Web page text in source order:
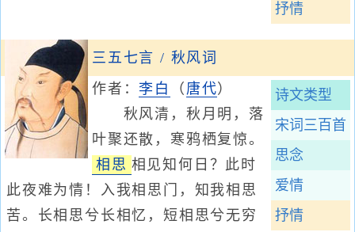
抒情
三五七言 / 秋风词
诗文类型
宋词三百首
思念
爱情
抒情
作者：李白 （ 唐代）
秋风清，秋月明，落
叶聚还散，寒鸦栖复惊。
相思 相见知何日？此时
此夜难为情！入我相思门，知我相思
苦。长相思兮长相忆，短相思兮无穷